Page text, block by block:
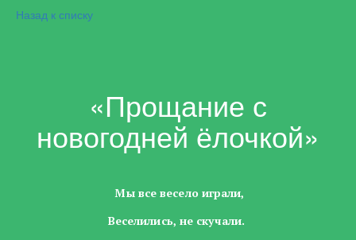
Назад к списку
«Прощание с
новогодней ёлочкой»
Мы все весело играли,
Веселились, не скучали.